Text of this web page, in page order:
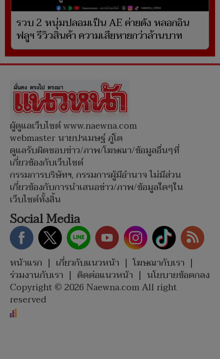
รวบ 2 หนุ่มปลอมเป็น AE ค่ายดัง หลอกอิน
ฟลูฯ รีวิวสินค้า ความเสียหายกว่าล้านบาท
ผู้ดูแลเว็บไซต์ www.naewna.com
webmaster นายปรเมษฐ์ ภู่โต
ดูแลรับผิดชอบข่าว/ภาพ/โฆษณา/ข้อมูลอื่นๆที่
เกี่ยวข้องกับเว็บไซต์
กรรมการบริษัทฯ, กรรมการผู้มีอำนาจ ไม่มีส่วน
เกี่ยวข้องกับการนำเสนอข่าว/ภาพ/ข้อมูลใดๆใน
เว็บไซต์ทั้งสิ้น
Social Media
หน้าแรก | เกี่ยวกับแนวหน้า | โฆษณากับเรา |
ร่วมงานกับเรา | ติดต่อแนวหน้า | นโยบายข้อตกลง
Copyright © 2026 Naewna.com All right
reserved